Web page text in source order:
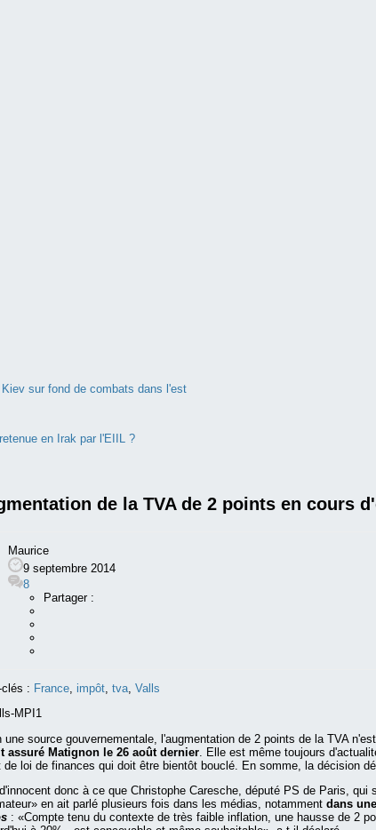
sur fond de combats dans l'est
en Irak par l'EIIL ?
de la TVA de 2 points en cours
Maurice
9 septembre 2014
8
Partager :
clés : France, impôt, tva, Valls
une source gouvernementale, l'augmentation de 2 points de la TVA
assuré Matignon le 26 août dernier. Elle est même toujours
de loi de finances qui doit être bientôt bouclé. En somme, la décision
donc à ce que Christophe Caresche, député PS de Paris, qui
en ait parlé plusieurs fois dans les médias, notamment dans
: «Compte tenu du contexte de très faible inflation, une hausse de 2